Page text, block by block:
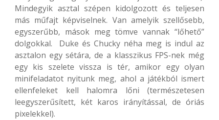
Mindegyik asztal szépen kidolgozott és teljesen
más műfajt képviselnek. Van amelyik szellősebb,
egyszerűbb, mások meg tömve vannak “lőhető”
dolgokkal. Duke és Chucky néha meg is indul az
asztalon egy sétára, de a klasszikus FPS-nek még
egy kis szelete vissza is tér, amikor egy olyan
minifeladatot nyitunk meg, ahol a játékból ismert
ellenfeleket kell halomra lőni (természetesen
leegyszerűsített, két karos irányítással, de óriás
pixelekkel).